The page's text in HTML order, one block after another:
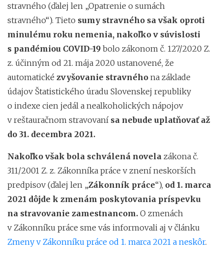
stravného (ďalej len „Opatrenie o sumách
stravného“). Tieto sumy stravného sa však oproti
minulému roku nemenia, nakoľko v súvislosti
s pandémiou COVID-19 bolo zákonom č. 127/2020 Z.
z. účinným od 21. mája 2020 ustanovené, že
automatické zvyšovanie stravného na základe
údajov Štatistického úradu Slovenskej republiky
o indexe cien jedál a nealkoholických nápojov
v reštauračnom stravovaní sa nebude uplatňovať až
do 31. decembra 2021.
Nakoľko však bola schválená novela zákona č.
311/2001 Z. z. Zákonníka práce v znení neskorších
predpisov (ďalej len „Zákonník práce“), od 1. marca
2021 dôjde k zmenám poskytovania príspevku
na stravovanie zamestnancom. O zmenách
v Zákonníku práce sme vás informovali aj v článku
Zmeny v Zákonníku práce od 1. marca 2021 a neskôr.